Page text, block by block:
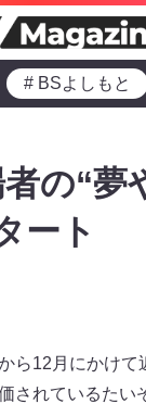
# BSよしもと
の“夢
ート
12月にかけて
されているた